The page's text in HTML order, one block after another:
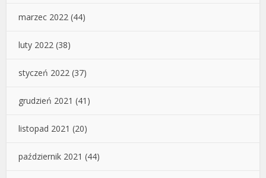
marzec 2022 (44)
luty 2022 (38)
styczeń 2022 (37)
grudzień 2021 (41)
listopad 2021 (20)
październik 2021 (44)